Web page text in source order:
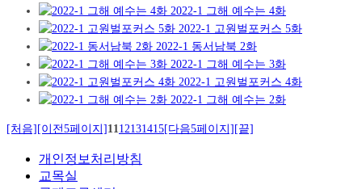
2022-1 그해 예수는 4화
2022-1 고원벌포커스 5화
2022-1 동서남북 2화
2022-1 그해 예수는 3화
2022-1 고원벌포커스 4화
2022-1 그해 예수는 2화
[처음][이전5페이지]11 12131415[다음5페이지][끝]
개인정보처리방침
교목실